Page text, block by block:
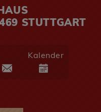
STUTTGART
Kalender